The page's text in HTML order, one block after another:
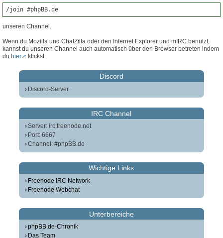
/join #phpBB.de
unseren Channel.
Wenn du Mozilla und ChatZilla oder den Internet Explorer und mIRC benutzt,
kannst du unseren Channel auch automatisch über den Browser betreten indem
du hier klickst.
Discord
Discord-Server
IRC Channel
Server: irc.freenode.net
Port: 6667
Channel: #phpBB.de
Wichtige Links
Freenode IRC Network
Freenode Webchat
Unterbereiche
phpBB.de-Chronik
Das Team